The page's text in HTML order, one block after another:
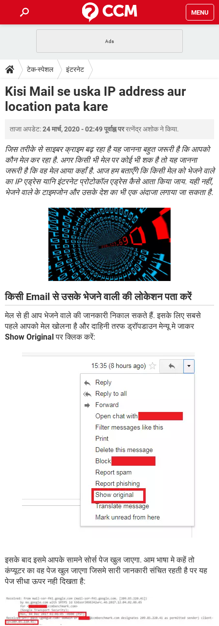
MENU
फोन पर अकाउंट बैलेंस चेक
WhatsApp Hack हो गया? Lucky Patcher यूज करें
टेक-स्पेशल
2020 के फ्री एंटीवायरस
बेस्ट फ्री ऑनलाइन गेम्स
डाउनलोड
Vidmate
FORUM
TikTok Account Freeze हो गया JioPhone में TikTok डाउनलोड
SBI बैंक अकाउंट नंबर पता करें
केबल और कनेक्टर्स कंप्यूटर बस
सीरियल और पैरलल पोर्ट
टेक-स्पेशल इंटरनेट
Kisi Mail se uska IP address aur
location pata kare
ताजा अपडेट:24 मार्च, 2020 - 02:49 पूर्वाह्न पररत्नेंद्र अशोकने किया.
जिस तरीके से साइबर क्राइम बढ़ रहा है यह जानना बहुत जरूरी है कि आपको
कौन मेल कर रहा है. अगर किसी भी मेल पर कोई भी शक है तो यह जानना
जरूरी है कि वह मेल आया कहाँ है. आज हम बताएँगे कि किसी मेल को भेजने वाले
का IP एड्रेस यानि इंटरनेट प्रोटोकॉल एड्रेस कैसे आता किया जाय. यही नहीं,
भेजने वाले के टाइमजोन और उसके देश का भी एक अंदाजा लगाया जा सकता है.
किसी Email से उसके भेजने वाली की लोकेशन पता करें
मेल से ही आप भेजने वाले की जानकारी निकाल सकते हैं. इसके लिए सबसे
पहले आपको मेल खोलना है और दाहिनी तरफ ड्रॉपडाउन मेन्यू मे जाकर
Show Originalपर क्लिक करें:
इसके बाद इसमे आपके सामने सोर्स पेज खुल जाएगा. आम भाषा मे कहें तो
कंप्यूटर का वह पेज खुल जाएगा जिसमे सारी जानकारी संचित रहती है पर यह
पेज सीधा ऊपर नही दिखता है: